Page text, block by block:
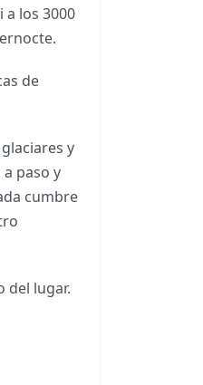
los 3000
de
y
paso y
cumbre
del lugar.